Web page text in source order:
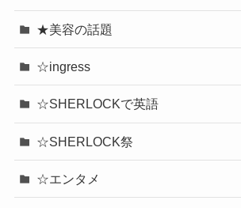
★美容の話題
☆ingress
☆SHERLOCKで英語
☆SHERLOCK祭
☆エンタメ